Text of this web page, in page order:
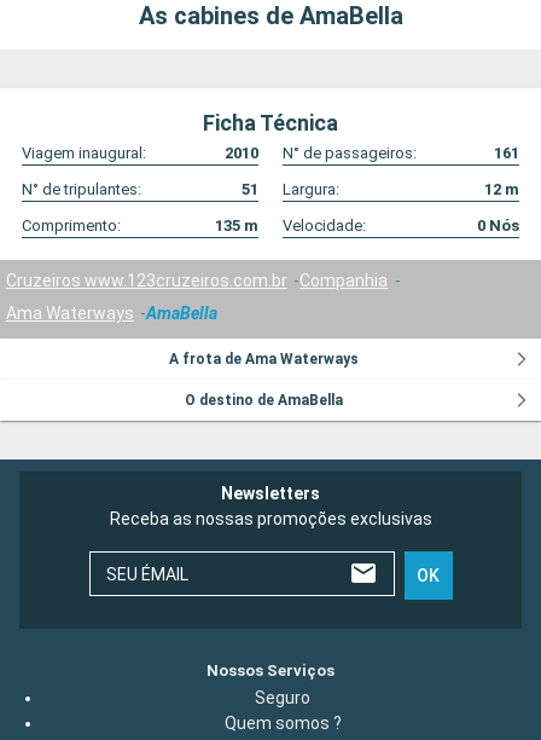
As cabines de AmaBella
Ficha Técnica
Viagem inaugural: 2010 N° de passageiros:
161
N° de tripulantes:
51 Largura: 12 m
Comprimento:
135 m Velocidade: 0 Nós
Cruzeiros www.123cruzeiros.com.br
Companhia
Ama Waterways
AmaBella
A frota de Ama Waterways
O destino de AmaBella
Newsletters
Receba as nossas promoções exclusivas
SEU ÉMAIL OK
Nossos Serviços
Seguro
Quem somos ?